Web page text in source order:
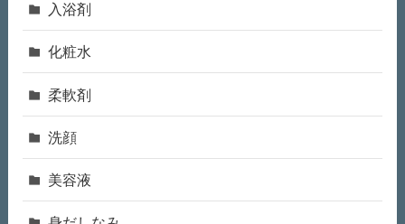
入浴剤
化粧水
柔軟剤
洗顔
美容液